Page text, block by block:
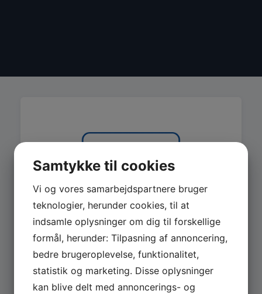
MASKINER
Se hele udvalget af Güde og Rotwerk maskiner
Samtykke til cookies
Vi og vores samarbejdspartnere bruger
teknologier, herunder cookies, til at
indsamle oplysninger om dig til forskellige
formål, herunder: Tilpasning af annoncering,
bedre brugeroplevelse, funktionalitet,
statistik og marketing. Disse oplysninger
kan blive delt med annoncerings- og